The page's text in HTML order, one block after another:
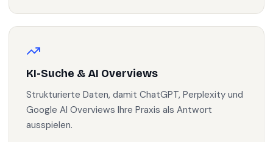
KI-Suche & AI Overviews
Strukturierte Daten, damit ChatGPT, Perplexity und
Google AI Overviews Ihre Praxis als Antwort
ausspielen.